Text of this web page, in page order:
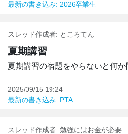
最新の書き込み: 2026卒業生
スレッド作成者: ところてん
夏期講習
2025/09/15 19:24
最新の書き込み: PTA
スレッド作成者: 勉強にはお金が必要